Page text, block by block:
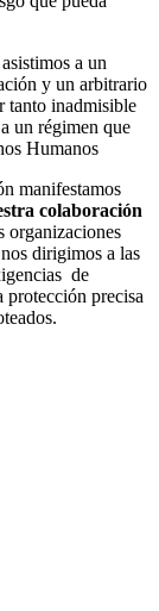
a un
y un arbitrario
tanto inadmisible
un régimen que
Humanos
manifestamos
colaboración
organizaciones
dirigimos a las
de
precisa